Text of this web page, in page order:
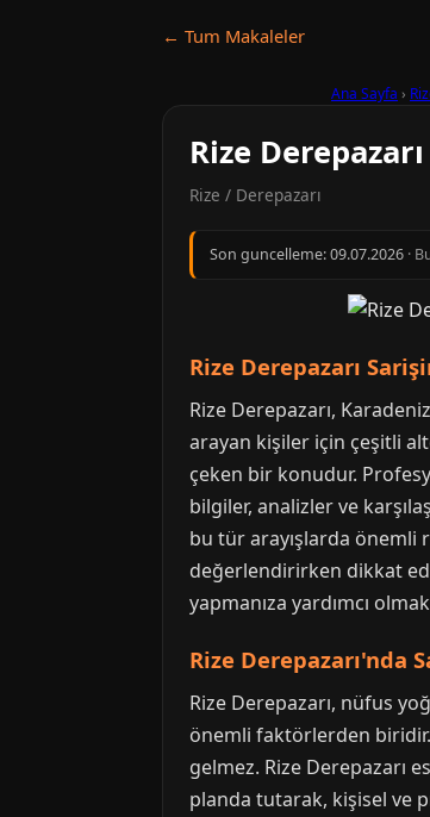
← Tum Makaleler
Ana Sayfa ›
Rize
Rize / Derepazarı
Son guncelleme:09.07.2026 ·
Rize Derepazarı
Rize Derepazarı,
arayan kişiler için çeşitli
çeken bir konudur.
bilgiler, analizler ve
bu tür arayışlarda önemli
değerlendirirken dikkat
yapmanıza yardımcı
Rize Derepazarı'nda
Rize Derepazarı, nüfus
önemli faktörlerden
gelmez. Rize Derepazarı
planda tutarak, kişisel ve